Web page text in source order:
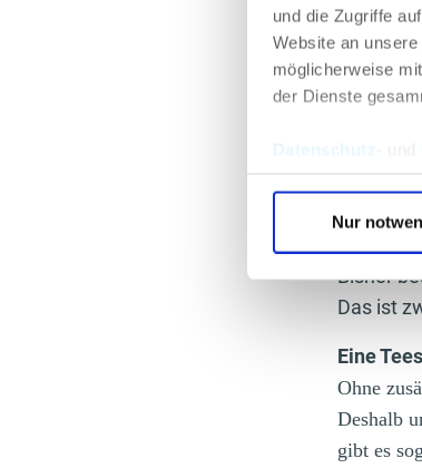
und die Zugriffe
Website an
möglicherweise
der Dienste
Datenschutz
Nur
Bisher
Das ist
Eine
Ohne
Deshalb
gibt es